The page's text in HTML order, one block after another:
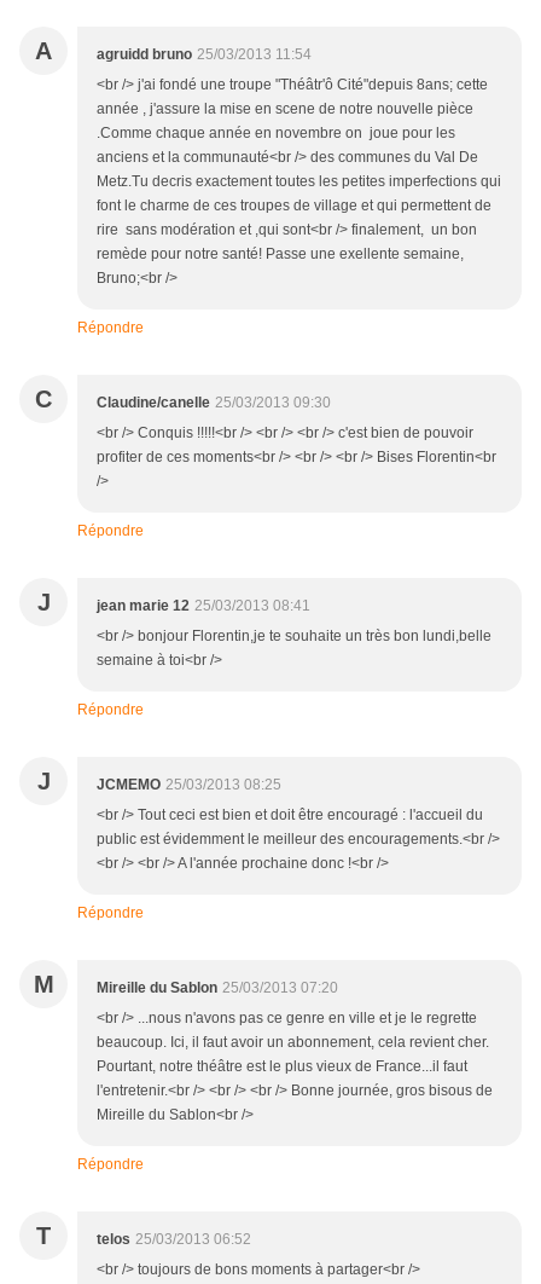
A agruidd bruno 25/03/2013 11:54
<br /> j'ai fondé une troupe "Théâtr'ô Cité"depuis 8ans; cette
année , j'assure la mise en scene de notre nouvelle pièce
.Comme chaque année en novembre on joue pour les
anciens et la communauté<br /> des communes du Val De
Metz.Tu decris exactement toutes les petites imperfections qui
font le charme de ces troupes de village et qui permettent de
rire sans modération et ,qui sont<br /> finalement, un bon
remède pour notre santé! Passe une exellente semaine,
Bruno;<br />
Répondre
C Claudine/canelle 25/03/2013 09:30
<br /> Conquis !!!!!<br /> <br /> <br /> c'est bien de pouvoir
profiter de ces moments<br /> <br /> <br /> Bises Florentin<br
/>
Répondre
J jean marie 12 25/03/2013 08:41
<br /> bonjour Florentin,je te souhaite un très bon lundi,belle
semaine à toi<br />
Répondre
J JCMEMO 25/03/2013 08:25
<br /> Tout ceci est bien et doit être encouragé : l'accueil du
public est évidemment le meilleur des encouragements.<br />
<br /> <br /> A l'année prochaine donc !<br />
Répondre
M Mireille du Sablon 25/03/2013 07:20
<br /> ...nous n'avons pas ce genre en ville et je le regrette
beaucoup. Ici, il faut avoir un abonnement, cela revient cher.
Pourtant, notre théâtre est le plus vieux de France...il faut
l'entretenir.<br /> <br /> <br /> Bonne journée, gros bisous de
Mireille du Sablon<br />
Répondre
T telos 25/03/2013 06:52
<br /> toujours de bons moments à partager<br />